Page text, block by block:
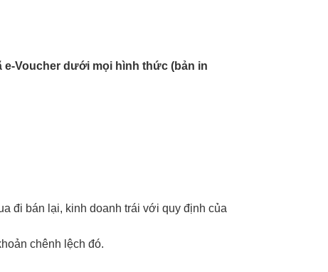
e-Voucher dưới mọi hình thức (bản in
đi bán lại, kinh doanh trái với quy định của
chênh lệch đó.